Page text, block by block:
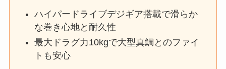
ハイパードライブデジギア搭載で滑らか
な巻き心地と耐久性
最大ドラグ力10kgで大型真鯛とのファイ
トも安心